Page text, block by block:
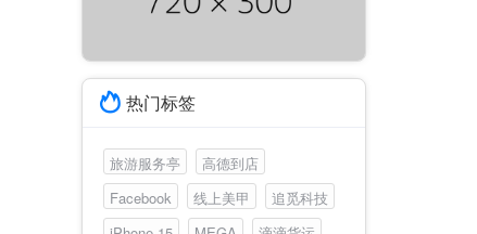
热门标签
旅游服务亭
高德到店
Facebook
线上美甲
追觅科技